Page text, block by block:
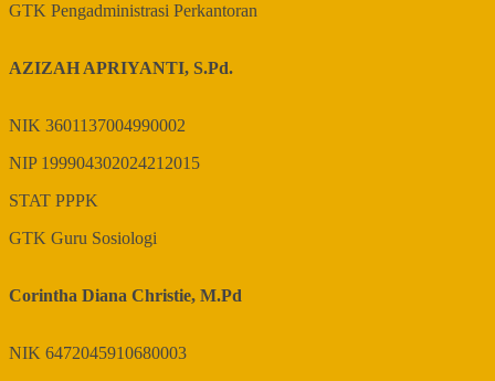
GTK Pengadministrasi Perkantoran
AZIZAH APRIYANTI, S.Pd.
NIK 3601137004990002
NIP 199904302024212015
STAT PPPK
GTK Guru Sosiologi
Corintha Diana Christie, M.Pd
NIK 6472045910680003